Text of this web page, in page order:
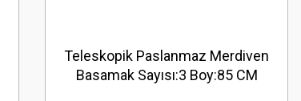
Teleskopik Paslanmaz Merdiven
Basamak Sayısı:3 Boy:85 CM